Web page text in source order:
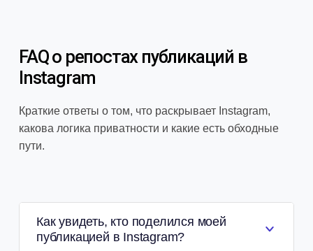
FAQ о репостах публикаций в
Instagram
Краткие ответы о том, что раскрывает Instagram,
какова логика приватности и какие есть обходные
пути.
Как увидеть, кто поделился моей
публикацией в Instagram?